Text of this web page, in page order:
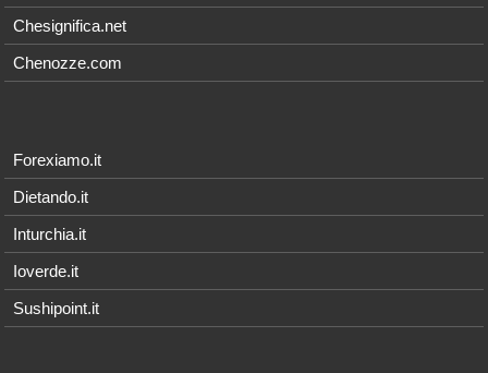
Chesignifica.net
Chenozze.com
Forexiamo.it
Dietando.it
Inturchia.it
Ioverde.it
Sushipoint.it